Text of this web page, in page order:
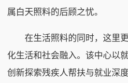
属白天照料的后顾之忧。
在生活照料的同时，这里
化生活和社会融入。该中心以
创新探索残疾人帮扶与就业深